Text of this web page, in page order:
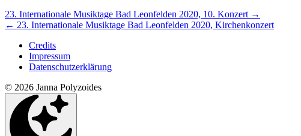
Nächstes/Vorheriges
Konzert
23. Internationale Musiktage Bad Leonfelden 2020, 10. Konzert →
← 23. Internationale Musiktage Bad Leonfelden 2020, Kirchenkonzert
Credits
Impressum
Datenschutzerklärung
© 2026 Janna Polyzoides